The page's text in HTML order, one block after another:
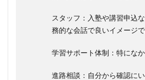
スタッフ：入塾や講習申込
務的な会話で良いイメージで
学習サポート体制：特になか
進路相談：自分から確認に